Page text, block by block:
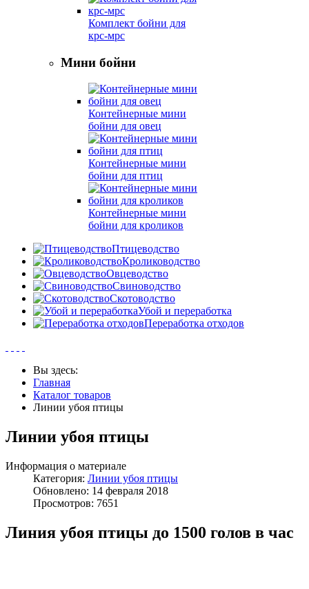
Комплект бойни для
крс-мрс
Мини бойни
Контейнерные мини
бойни для овец
Контейнерные мини
бойни для птиц
Контейнерные мини
бойни для кроликов
Птицеводство
Кролиководство
Овцеводство
Свиноводство
Скотоводство
Убой и переработка
Переработка отходов
Вы здесь:
Главная
Каталог товаров
Линии убоя птицы
Линии убоя птицы
Информация о материале
Категория: Линии убоя птицы
Обновлено: 14 февраля 2018
Просмотров: 7651
Линия убоя птицы до 1500 голов в час